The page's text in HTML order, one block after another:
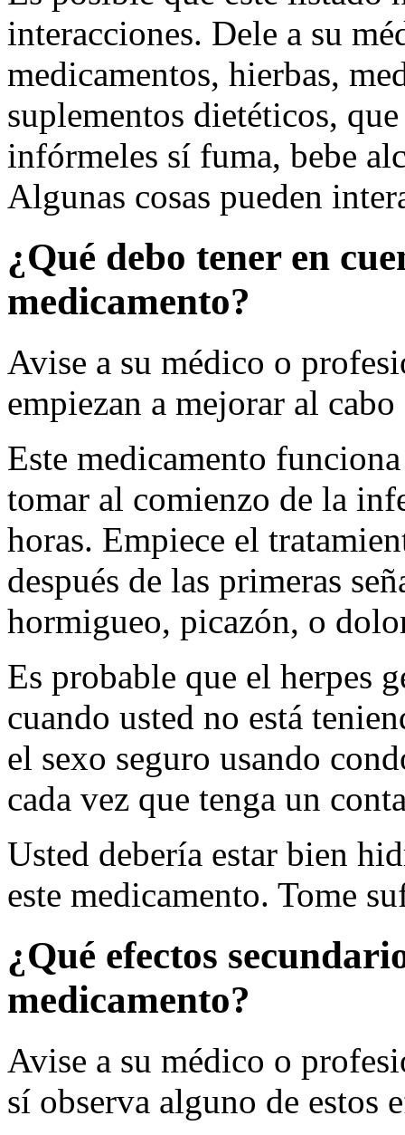
interacciones. Dele a su
medicamentos, hierbas,
suplementos dietéticos,
infórmeles sí fuma, bebe
Algunas cosas pueden
¿Qué debo tener en
medicamento?
Avise a su médico o
empiezan a mejorar al cabo
Este medicamento
tomar al comienzo de la
horas. Empiece el
después de las primeras
hormigueo, picazón, o
Es probable que el herpes
cuando usted no está
el sexo seguro usando
cada vez que tenga un
Usted debería estar bien
este medicamento. Tome
¿Qué efectos
medicamento?
Avise a su médico o
sí observa alguno de estos